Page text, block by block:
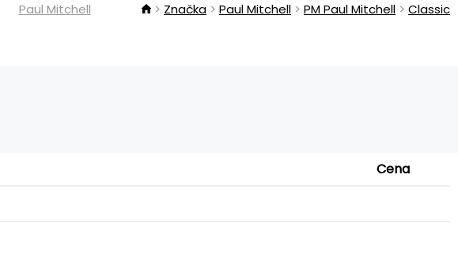
Paul Mitchell Značka Paul Mitchell PM Paul Mitchell Classic
Cena